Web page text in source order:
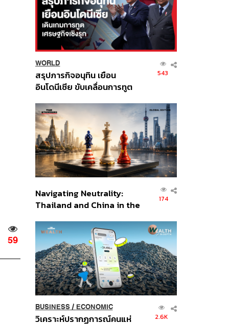
59
WORLD
สรุปภารกิจอนุทิน เยือน
อินโดนีเซีย ขับเคลื่อนการทูต
ส่วนยุทธศาสตร์ไทย –
อินโดนีเซีย
543
Navigating Neutrality:
Thailand and China in the
Order
174
BUSINESS/ ECONOMIC
วิเคราะห์ปรากฏการณ์คนแห่ 2.6K